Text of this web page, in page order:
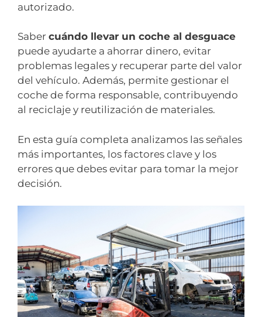
autorizado.
Saber cuándo llevar un coche al desguace
puede ayudarte a ahorrar dinero, evitar
problemas legales y recuperar parte del valor
del vehículo. Además, permite gestionar el
coche de forma responsable, contribuyendo
al reciclaje y reutilización de materiales.
En esta guía completa analizamos las señales
más importantes, los factores clave y los
errores que debes evitar para tomar la mejor
decisión.